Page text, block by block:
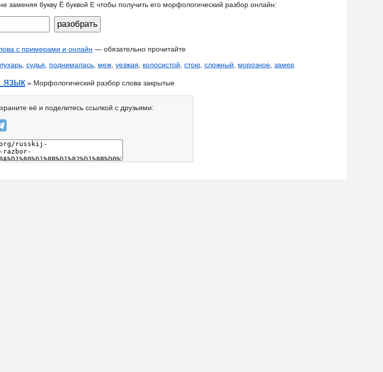
заменяя букву Ё буквой Е чтобы получить его морфологический разбор онлайн:
с примерами и онлайн — обязательно прочитайте
судья поднималась меж уезжая колосистой стою сложный морозное замер
язык » Морфологический разбор слова закрытые
её и поделитесь ссылкой с друзьями: